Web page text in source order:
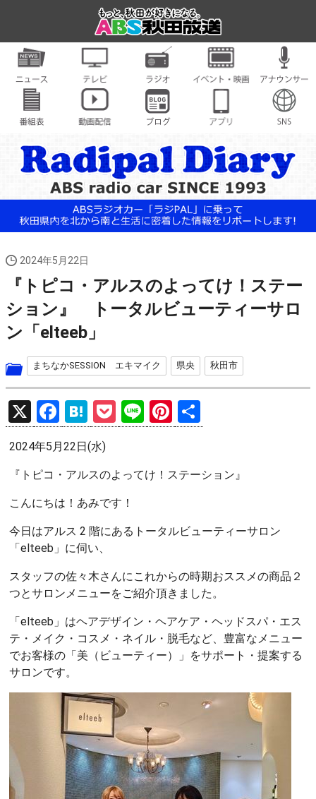
2024年5月22日
『トピコ・アルスのよってけ！ステー
ション』 トータルビューティーサロ
ン「elteeb」
まちなかSESSION エキマイク 県央 秋田市
X
F
a
ce
b
o
o
k
H
at
e
n
a
P
o
et
Li
n
Pi
nt
es
有
2024年5月22日(水)
『トピコ・アルスのよってけ！ステーション』
こんにちは！あみです！
今日はアルス 2 階にあるトータルビューティーサロン
「elteeb」に伺い、
スタッフの佐々木さんにこれからの時期おススメの商品２
つとサロンメニューをご紹介頂きました。
「elteeb」はヘアデザイン・ヘアケア・ヘッドスパ・エス
テ・メイク・コスメ・ネイル・脱毛など、豊富なメニュー
でお客様の「美（ビューティー）」をサポート・提案する
サロンです。